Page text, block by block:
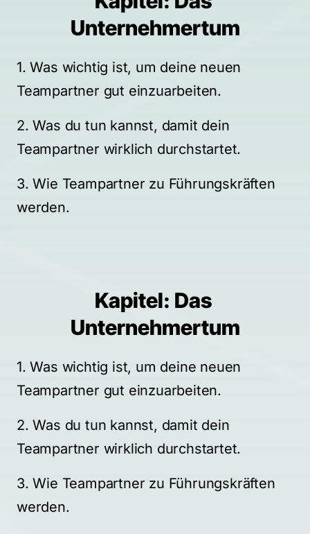
Unternehmertum
1. Was wichtig ist, um deine neuen
Teampartner gut einzuarbeiten.
2. Was du tun kannst, damit dein
Teampartner wirklich durchstartet.
3. Wie Teampartner zu Führungskräften
werden.
Kapitel: Das
Unternehmertum
1. Was wichtig ist, um deine neuen
Teampartner gut einzuarbeiten.
2. Was du tun kannst, damit dein
Teampartner wirklich durchstartet.
3. Wie Teampartner zu Führungskräften
werden.